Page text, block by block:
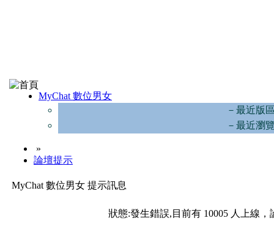
MyChat 數位男女
－最近版
－最近瀏
»
論壇提示
MyChat 數位男女 提示訊息
狀態:發生錯誤,目前有 10005 人上線